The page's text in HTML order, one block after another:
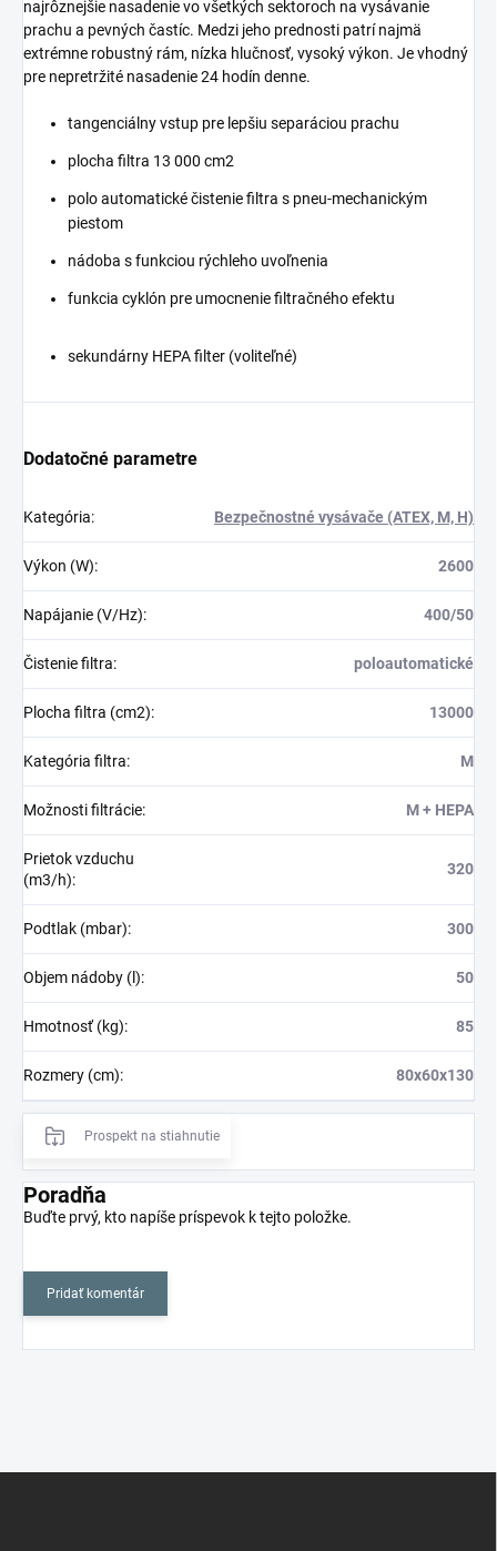
najrôznejšie nasadenie vo všetkých sektoroch na vysávanie
prachu a pevných častíc. Medzi jeho prednosti patrí najmä
extrémne robustný rám, nízka hlučnosť, vysoký výkon. Je vhodný
pre nepretržité nasadenie 24 hodín denne.
tangenciálny vstup pre lepšiu separáciou prachu
plocha filtra 13 000 cm2
polo automatické čistenie filtra s pneu-mechanickým
piestom
nádoba s funkciou rýchleho uvoľnenia
funkcia cyklón pre umocnenie filtračného efektu
sekundárny HEPA filter (voliteľné)
Dodatočné parametre
Kategória: Bezpečnostné vysávače (ATEX, M, H)
Výkon (W): 2600
Napájanie (V/Hz): 400/50
Čistenie filtra: poloautomatické
Plocha filtra (cm2): 13000
Kategória filtra: M
Možnosti filtrácie: M + HEPA
Prietok vzduchu
(m3/h):
320
Podtlak (mbar): 300
Objem nádoby (l): 50
Hmotnosť (kg): 85
Rozmery (cm): 80x60x130
Prospekt na stiahnutie
Poradňa
Buďte prvý, kto napíše príspevok k tejto položke.
Pridať komentár